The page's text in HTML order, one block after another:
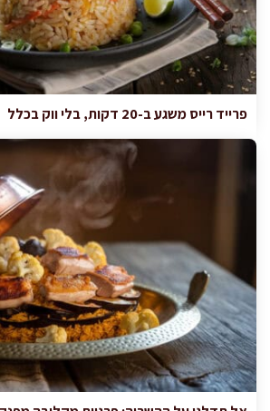
פרייד רייס משגע ב-20 דקות, בלי ווק בכלל